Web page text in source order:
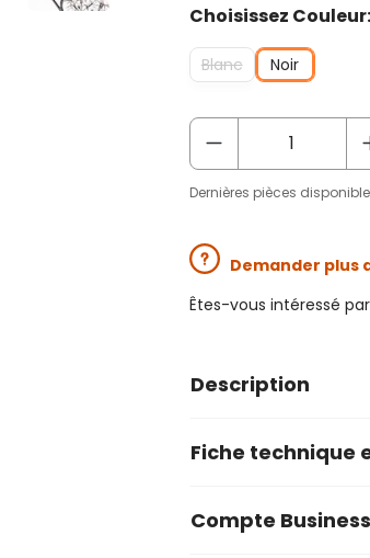
Choisissez Couleur:
Blanc Noir
Dernières pièces
Demander plus
Êtes-vous intéressé
Description
Fiche technique
Compte Business